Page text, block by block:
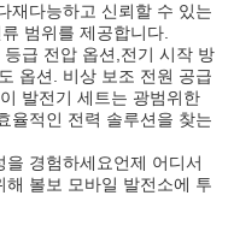
재다능하고 신뢰할 수 있는
범위를 제공합니다.
급 전압 옵션,전기 시작 방
옵션. 비상 보조 전원 공급
발전기 세트는 광범위한
율적인 전력 솔루션을 찾는
경험하세요언제 어디서
볼보 모바일 발전소에 투